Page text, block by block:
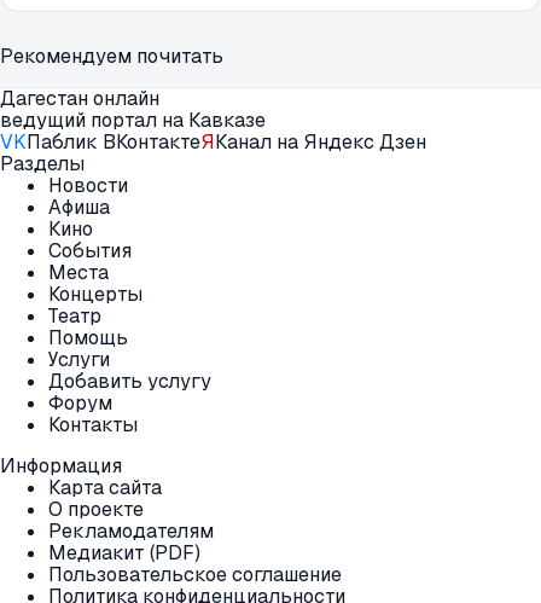
Рекомендуем почитать
Дагестан онлайн
ведущий портал на Кавказе
VKПаблик ВКонтактеЯКанал на Яндекс Дзен
Разделы
Новости
Афиша
Кино
События
Места
Концерты
Театр
Помощь
Услуги
Добавить услугу
Форум
Контакты
Информация
Карта сайта
О проекте
Рекламодателям
Медиакит (PDF)
Пользовательское соглашение
Политика конфиденциальности